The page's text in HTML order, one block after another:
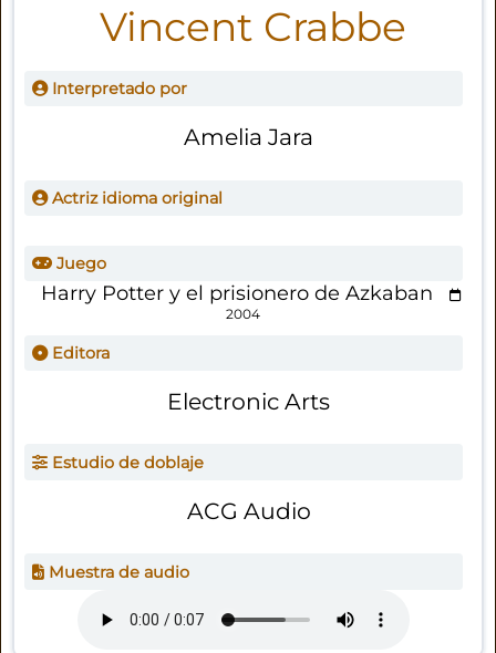
Vincent Crabbe
Interpretado por
Amelia Jara
Actriz idioma original
Juego
Harry Potter y el prisionero de Azkaban
2004
Editora
Electronic Arts
Estudio de doblaje
ACG Audio
Muestra de audio